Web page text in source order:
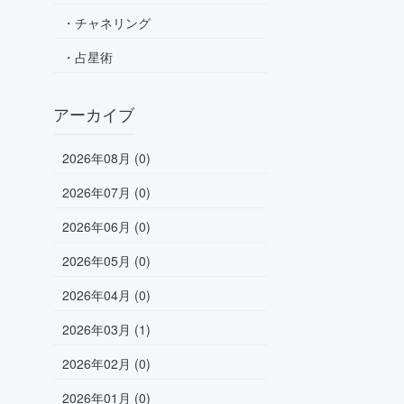
・チャネリング
・占星術
アーカイブ
2026年08月 (0)
2026年07月 (0)
2026年06月 (0)
2026年05月 (0)
2026年04月 (0)
2026年03月 (1)
2026年02月 (0)
2026年01月 (0)